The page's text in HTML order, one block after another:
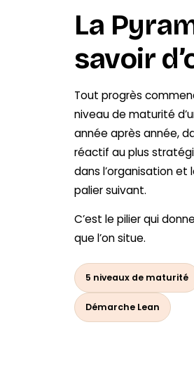
La
savoir
Tout progrès
niveau de maturité
année après année,
réactif au plus
dans l’organisation
palier suivant.
C’est le pilier qui
que l’on situe.
5 niveaux de maturité
Démarche Lean